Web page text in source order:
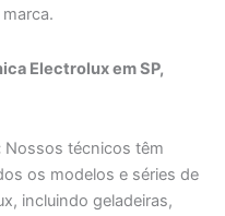
Electrolux em SP,
Nossos técnicos têm
os modelos e séries de
incluindo geladeiras,